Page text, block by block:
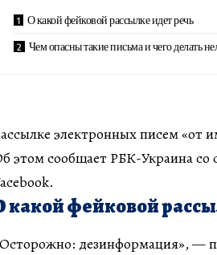
О какой фейковой рассылке идет речь
Чем опасны такие письма и чего делать
электронных писем «от
этом сообщает РБК-Украина со
какой фейковой
дезинформация», —